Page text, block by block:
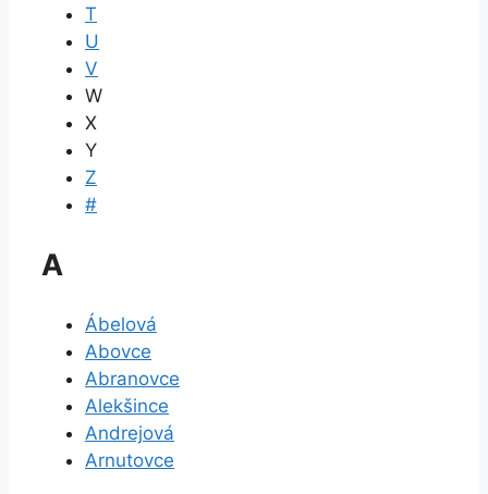
T
U
V
W
X
Y
Z
#
A
Ábelová
Abovce
Abranovce
Alekšince
Andrejová
Arnutovce